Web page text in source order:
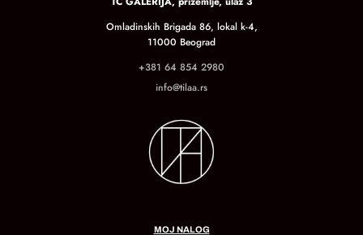
Omladinskih Brigada 86, lokal k-4,
11000 Beograd
+381 64 854 2980
info@tilaa.rs
MOJ NALOG